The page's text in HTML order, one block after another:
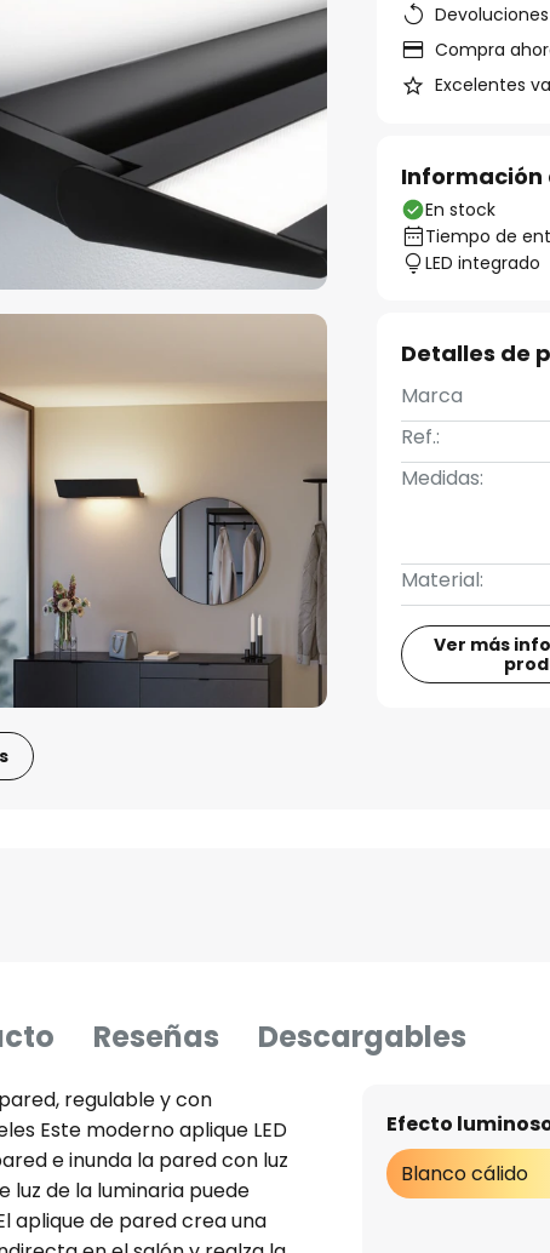
Compra
Excelentes
Información
En stock
Tiempo de
LED integrado
Detalles de
Marca
Ref.:
Medidas:
Material:
Ver más
Reseñas Descargables
regulable y con
Este moderno aplique LED
e inunda la pared con luz
luz de la luminaria puede
aplique de pared crea una
Efecto
Blanco cálido